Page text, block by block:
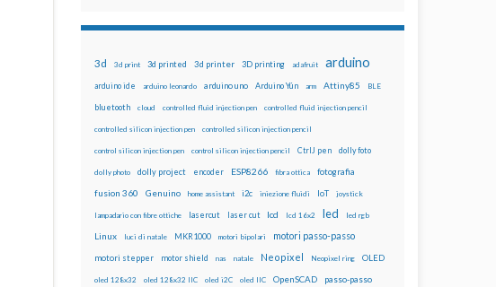
3d 3d print 3d printed 3d printer 3D printing adafruit arduino
arduino ide arduino leonardo arduino uno Arduino Yún arm Attiny85 BLE
bluetooth cloud controlled fluid injection pen controlled fluid injection pencil
controlled silicon injection pen controlled silicon injection pencil
control silicon injection pen control silicon injection pencil CtrlJ pen dolly foto
dolly photo dolly project encoder ESP8266 fibra ottica fotografia
fusion 360 Genuino home assistant i2c iniezione fluidi IoT joystick
lampadario con fibre ottiche lasercut laser cut lcd lcd 16x2 led led rgb
Linux luci di natale MKR1000 motori bipolari motori passo-passo
motori stepper motor shield nas natale Neopixel Neopixel ring OLED
oled 128x32 oled 128x32 IIC oled i2C oled IIC OpenSCAD passo-passo